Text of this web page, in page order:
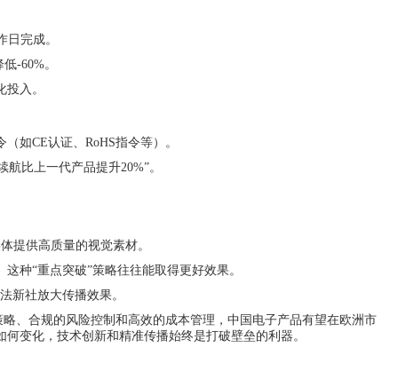
完成。
-60%。
入。
如CE认证、RoHS指令等）。
比上一代产品提升20%”。
提供高质量的视觉素材。
种“重点突破”策略往往能取得更好效果。
新社放大传播效果。
、合规的风险控制和高效的成本管理，中国电子产品有望在欧洲市
变化，技术创新和精准传播始终是打破壁垒的利器。